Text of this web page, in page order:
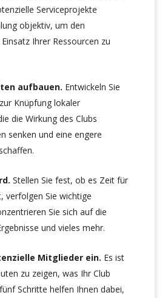
Serviceprojekte
objektiv, um den
Ihrer Ressourcen zu
aufbauen. Entwickeln Sie
Knüpfung lokaler
die Wirkung des Clubs
senken und eine engere
Stellen Sie fest, ob es Zeit für
verfolgen Sie wichtige
Sie sich auf die
und vieles mehr.
Mitglieder ein. Es ist
zu zeigen, was Ihr Club
Schritte helfen Ihnen dabei,